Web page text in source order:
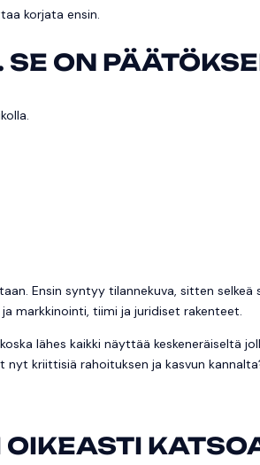
korjata ensin.
ON
Ensin syntyy tilannekuva, sitten selkeä
markkinointi, tiimi ja juridiset rakenteet.
lähes kaikki näyttää keskeneräiseltä
nyt kriittisiä rahoituksen ja kasvun